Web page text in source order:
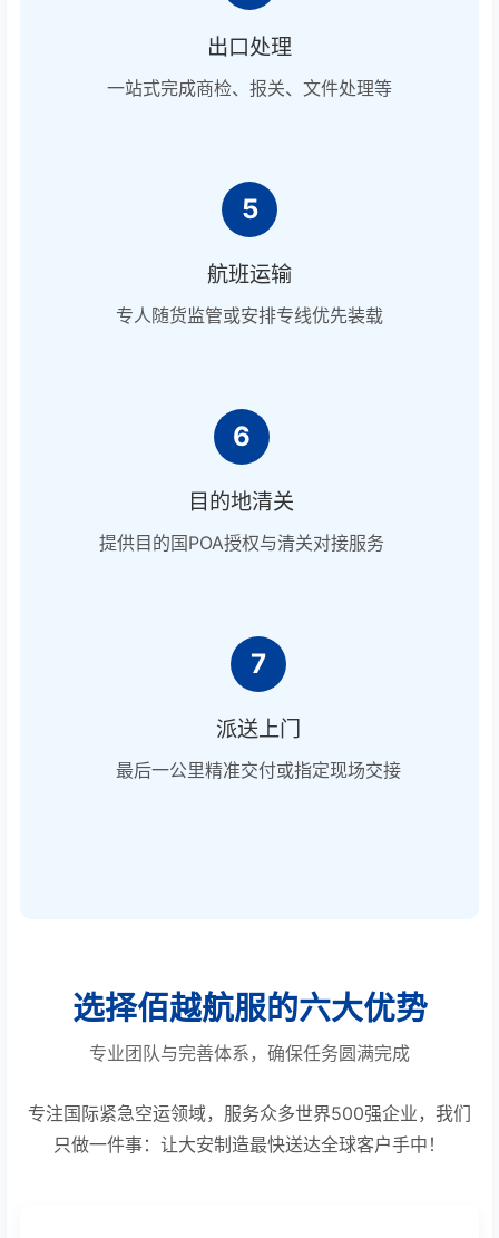
出口处理
一站式完成商检、报关、文件处理等
5
航班运输
专人随货监管或安排专线优先装载
6
目的地清关
提供目的国POA授权与清关对接服务
7
派送上门
最后一公里精准交付或指定现场交接
选择佰越航服的六大优势
专业团队与完善体系，确保任务圆满完成
专注国际紧急空运领域，服务众多世界500强企业，我们
只做一件事：让大安制造最快送达全球客户手中！